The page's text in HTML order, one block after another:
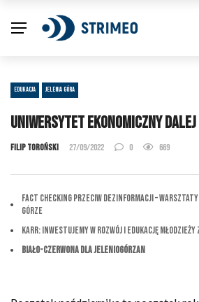
EDUKACJA JELENIA GÓRA
Uniwersytet Ekonomiczny
Filip Toroński 27/09/2022 0 669
Fact checking przeciw dezinformacji –
Górze
KARR: Inwestujemy w Rozwój i Edukację
Biało-Czerwona dla Jeleniogórzan